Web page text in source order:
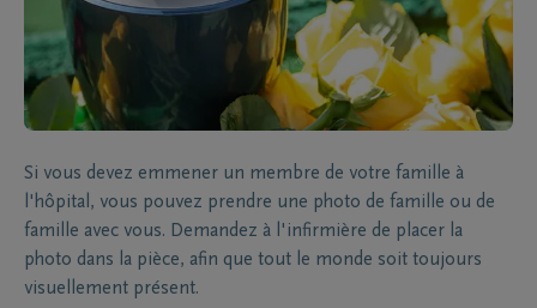
Si vous devez emmener un membre de votre famille à
l'hôpital, vous pouvez prendre une photo de famille ou de
famille avec vous. Demandez à l'infirmière de placer la
photo dans la pièce, afin que tout le monde soit toujours
visuellement présent.